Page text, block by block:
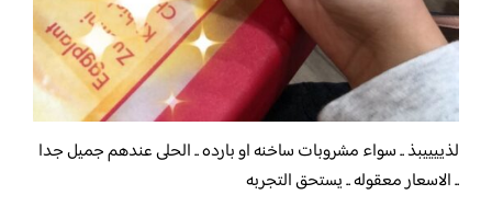
لذييييبذ .. سواء مشروبات ساخنه او بارده .. الحلى عندهم جميل جدا
.. الاسعار معقوله .. يستحق التجربه